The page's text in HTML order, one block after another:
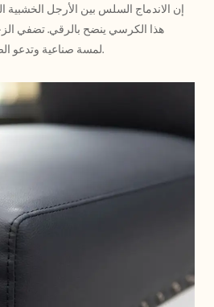
إن الاندماج السلس بين الأرجل الخشبية
هذا الكرسي ينضح بالرقي. تضفي
لمسة صناعية وتدعو الضيوف لتذوق وجباتهم بأناقة.